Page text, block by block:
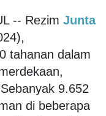
-- Rezim Junta
tahanan dalam
9.652
di beberapa